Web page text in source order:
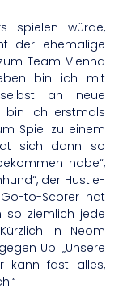
spielen würde,
der ehemalige
Team Vienna
bin ich mit
an neue
bin ich erstmals
Spiel zu einem
sich dann so
habe“,
der Hustle-
to-Scorer hat
so ziemlich jede
in Neom
Ub. „Unsere
kann fast alles,